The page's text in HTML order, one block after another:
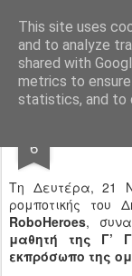
This site uses
and to analyze
shared with
metrics to
statistics, and to
6
Τη Δευτέρα, 21
ρομποτικής του
RoboHeroes,
μαθητή της Γ’
εκπρόσωπο της